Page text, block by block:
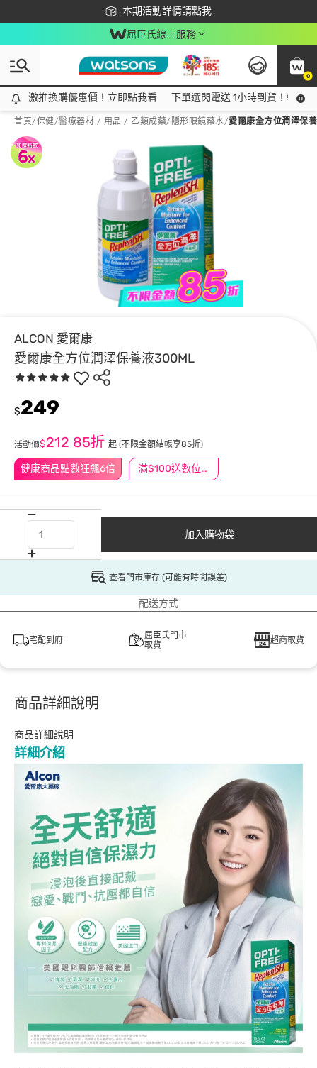
本期活動詳情請點我
下載app最高回饋$350
屈臣氏線上服務
0
激推換購優惠價！立即點我看
激推換購優惠價！立即點我看 下單選閃電送 1小時到貨！領神
首頁/保健/醫療器材 / 用品 / 乙類成藥/ 隱形眼鏡藥水/愛爾康全方位潤澤保
ALCON 愛爾康
愛爾康全方位潤澤保養液300ML
健康商品點數狂飆6倍 滿$100送數位印花
$249
活動價$212 85折 起 (不限金額結帳享85折)
加入購物袋
查看門市庫存 (可能有時間誤差)
配送方式
宅配到府
屈臣氏門市
取貨
超商取貨
商品詳細說明
商品詳細說明
詳細介紹